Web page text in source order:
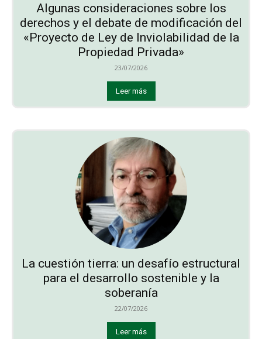
Algunas consideraciones sobre los
derechos y el debate de modificación del
«Proyecto de Ley de Inviolabilidad de la
Propiedad Privada»
23/07/2026
Leer más
La cuestión tierra: un desafío estructural
para el desarrollo sostenible y la
soberanía
22/07/2026
Leer más